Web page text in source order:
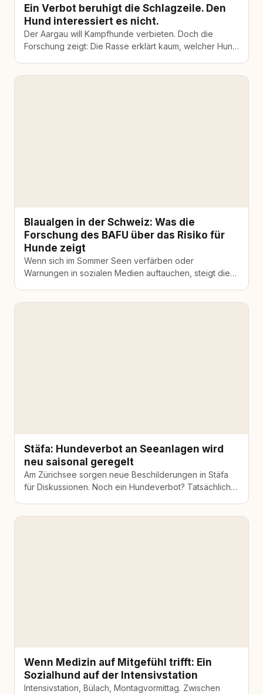
Ein Verbot beruhigt die Schlagzeile. Den
Hund interessiert es nicht.
Der Aargau will Kampfhunde verbieten. Doch die
Forschung zeigt: Die Rasse erklärt kaum, welcher Hund
Blaualgen in der Schweiz: Was die
Forschung des BAFU über das Risiko für
Hunde zeigt
Wenn sich im Sommer Seen verfärben oder
Warnungen in sozialen Medien auftauchen, steigt die
Stäfa: Hundeverbot an Seeanlagen wird
neu saisonal geregelt
Am Zürichsee sorgen neue Beschilderungen in Stäfa
für Diskussionen. Noch ein Hundeverbot? Tatsächlich
Wenn Medizin auf Mitgefühl trifft: Ein
Sozialhund auf der Intensivstation
Intensivstation, Bülach, Montagvormittag. Zwischen